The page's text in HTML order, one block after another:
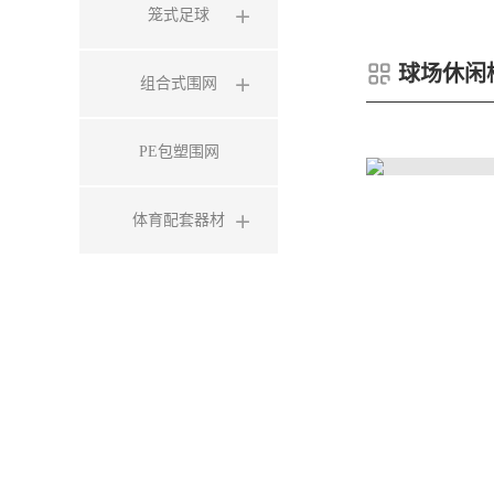
笼式足球
组合式围网
PE包塑围网
体育配套器材
球场休闲